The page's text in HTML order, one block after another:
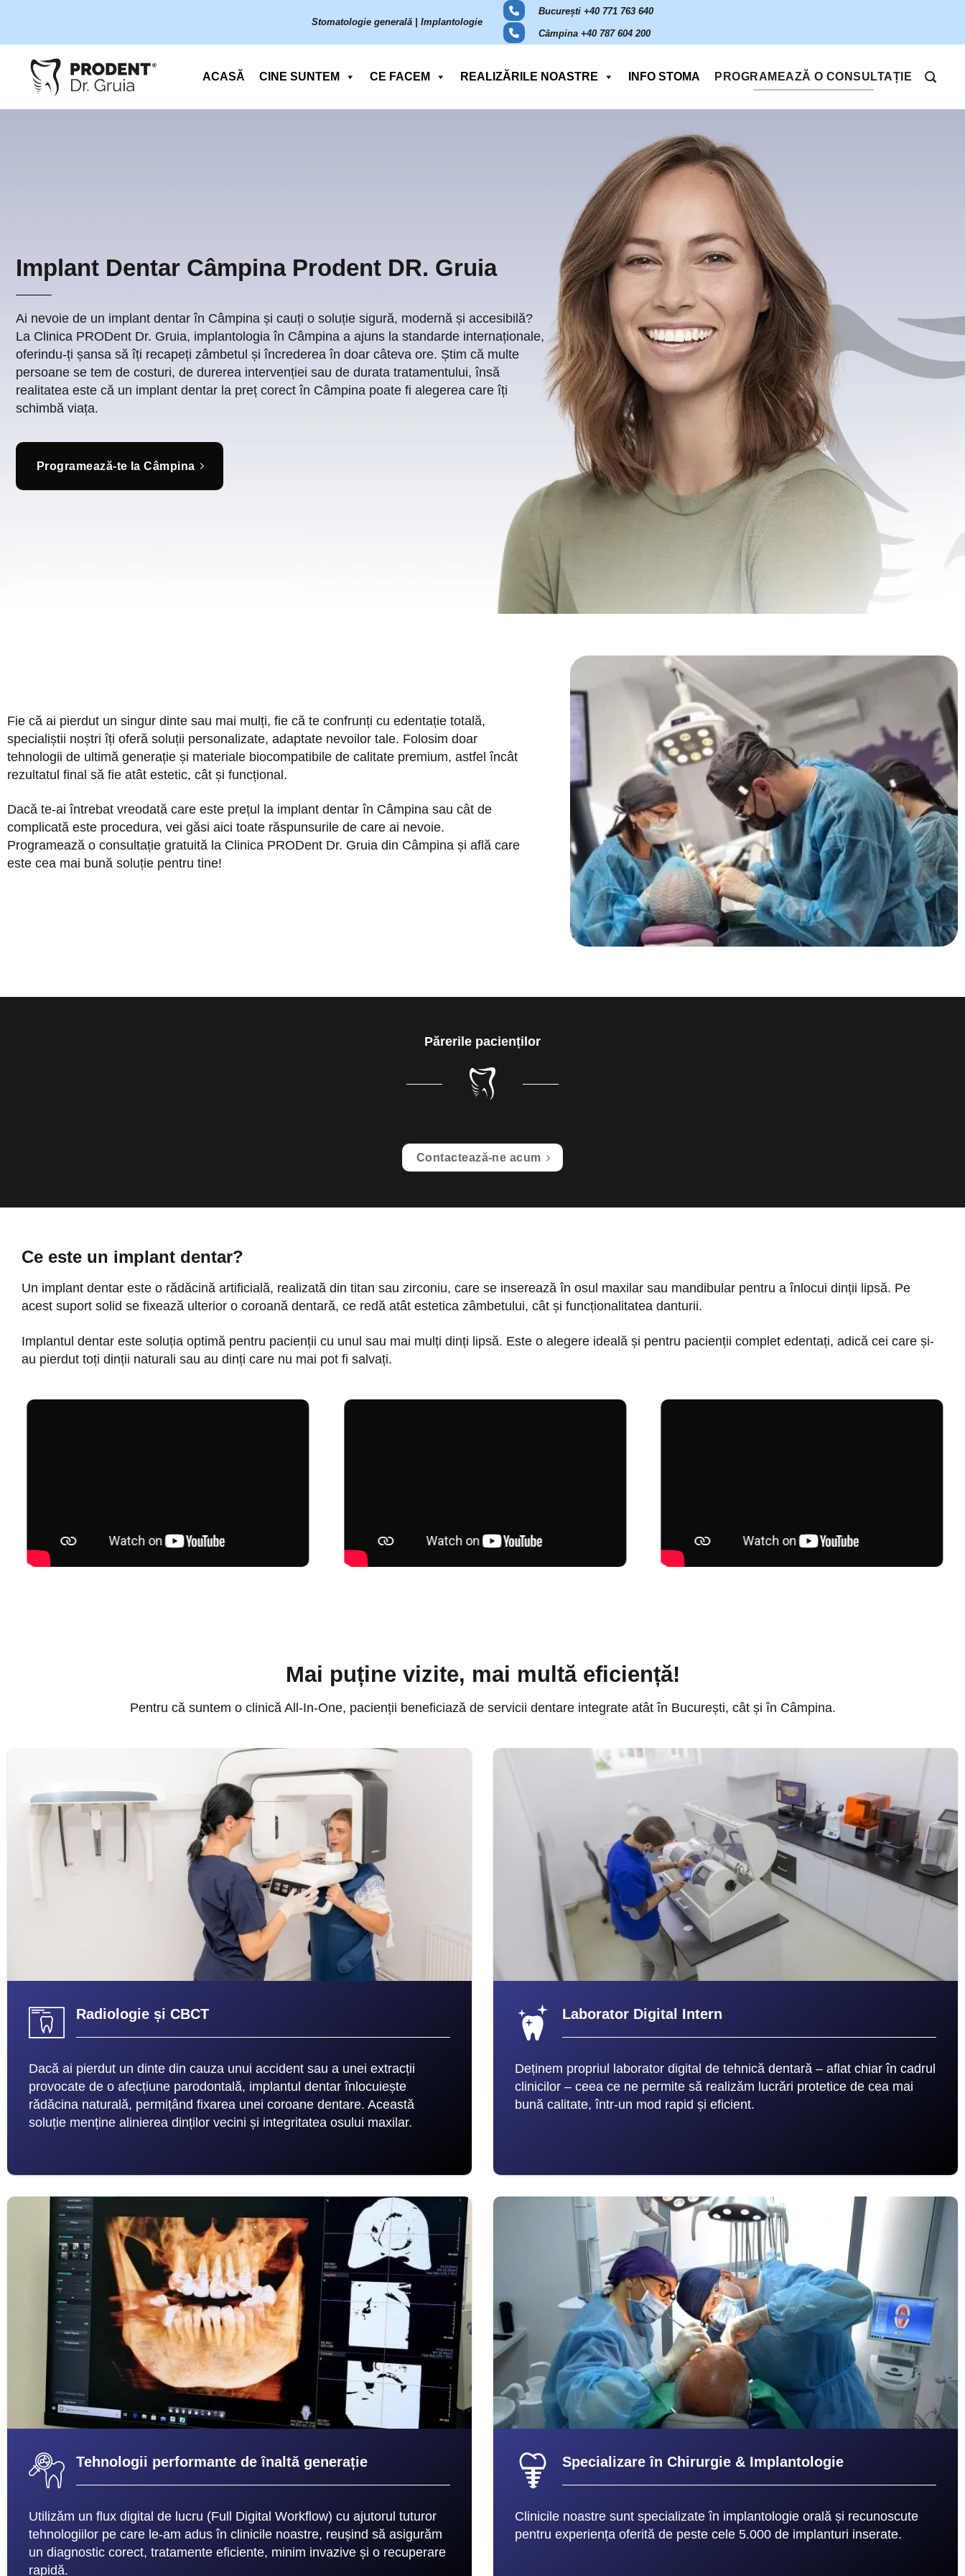
content
Stomatologie generală | Implantologie
București +40 771 763 640
Câmpina +40 787 604 200
ACASĂ CINE SUNTEM CE FACEM REALIZĂRILE NOASTRE INFO STOMA PROGRAMEAZĂ O CONSULTAȚIE
Implant Dentar Câmpina Prodent DR. Gruia
Ai nevoie de un implant dentar în Câmpina și cauți o soluție sigură, modernă și accesibilă?
La Clinica PRODent Dr. Gruia, implantologia în Câmpina a ajuns la standarde internaționale,
oferindu-ți șansa să îți recapeți zâmbetul și încrederea în doar câteva ore. Știm că multe
persoane se tem de costuri, de durerea intervenției sau de durata tratamentului, însă
realitatea este că un implant dentar la preț corect în Câmpina poate fi alegerea care îți
schimbă viața.
Programează-te la Câmpina
Fie că ai pierdut un singur dinte sau mai mulți, fie că te confrunți cu edentație totală,
specialiștii noștri îți oferă soluții personalizate, adaptate nevoilor tale. Folosim doar
tehnologii de ultimă generație și materiale biocompatibile de calitate premium, astfel încât
rezultatul final să fie atât estetic, cât și funcțional.
Dacă te-ai întrebat vreodată care este prețul la implant dentar în Câmpina sau cât de
complicată este procedura, vei găsi aici toate răspunsurile de care ai nevoie.
Programează o consultație gratuită la Clinica PRODent Dr. Gruia din Câmpina și află care
este cea mai bună soluție pentru tine!
Părerile pacienților
Contactează-ne acum
Ce este un implant dentar?
Un implant dentar este o rădăcină artificială, realizată din titan sau zirconiu, care se inserează în osul maxilar sau mandibular pentru a înlocui dinții lipsă. Pe
acest suport solid se fixează ulterior o coroană dentară, ce redă atât estetica zâmbetului, cât și funcționalitatea danturii.
Implantul dentar este soluția optimă pentru pacienții cu unul sau mai mulți dinți lipsă. Este o alegere ideală și pentru pacienții complet edentați, adică cei care și-
au pierdut toți dinții naturali sau au dinți care nu mai pot fi salvați.
Mai puține vizite, mai multă eficiență!
Pentru că suntem o clinică All-In-One, pacienții beneficiază de servicii dentare integrate atât în București, cât și în Câmpina.
Radiologie și CBCT
Dacă ai pierdut un dinte din cauza unui accident sau a unei extracții
provocate de o afecțiune parodontală, implantul dentar înlocuiește
rădăcina naturală, permițând fixarea unei coroane dentare. Această
soluție menține alinierea dinților vecini și integritatea osului maxilar.
Laborator Digital Intern
Deținem propriul laborator digital de tehnică dentară – aflat chiar în cadrul
clinicilor – ceea ce ne permite să realizăm lucrări protetice de cea mai
bună calitate, într-un mod rapid și eficient.
Tehnologii performante de înaltă generație
Utilizăm un flux digital de lucru (Full Digital Workflow) cu ajutorul tuturor
tehnologiilor pe care le-am adus în clinicile noastre, reușind să asigurăm
un diagnostic corect, tratamente eficiente, minim invazive și o recuperare
rapidă.
Specializare în Chirurgie & Implantologie
Clinicile noastre sunt specializate în implantologie orală și recunoscute
pentru experiența oferită de peste cele 5.000 de implanturi inserate.